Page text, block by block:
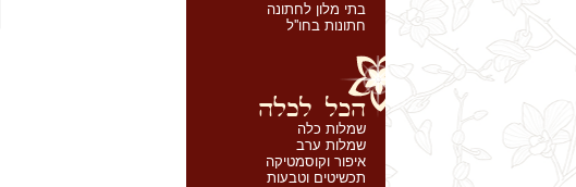
בתי מלון לחתונה
חתונות בחו''ל
שמלות כלה
שמלות ערב
איפור וקוסמטיקה
תכשיטים וטבעות